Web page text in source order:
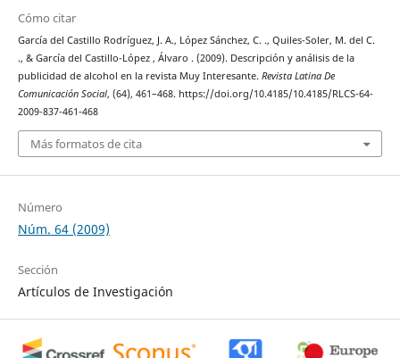
Cómo citar
García del Castillo Rodríguez, J. A., López Sánchez, C. ., Quiles-Soler, M. del C.
., & García del Castillo-López , Álvaro . (2009). Descripción y análisis de la
publicidad de alcohol en la revista Muy Interesante. Revista Latina De
Comunicación Social, (64), 461–468. https://doi.org/10.4185/10.4185/RLCS-64-
2009-837-461-468
Más formatos de cita
Número
Núm. 64 (2009)
Sección
Artículos de Investigación